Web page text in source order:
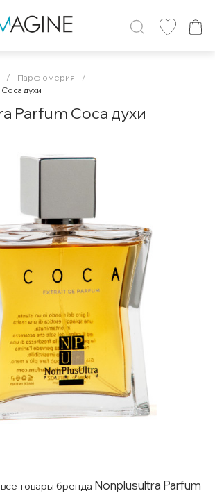
/ Парфюмерия
/
духи
Parfum Coca духи
все товары бренда Nonplusultra Parfum